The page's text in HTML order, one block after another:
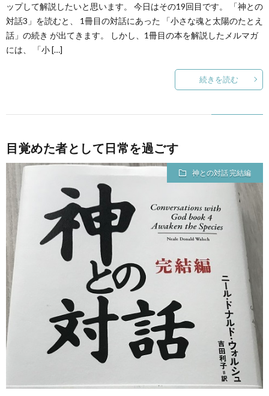
ップして解説したいと思います。 今日はその19回目です。 「神との
対話3」を読むと、 1冊目の対話にあった 「小さな魂と太陽のたとえ
話」の続き が出てきます。 しかし、1冊目の本を解説したメルマガ
には、 「小 […]
続きを読む
目覚めた者として日常を過ごす
神との対話 完結編